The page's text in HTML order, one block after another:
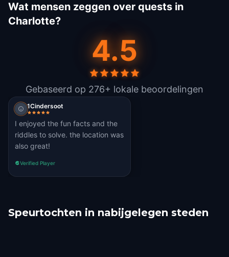
Wat mensen zeggen over quests in
Charlotte?
4.5
Gebaseerd op 276+ lokale beoordelingen
1Cindersoot
I enjoyed the fun facts and the
riddles to solve. the location was
also great!
Verified Player
Speurtochten in nabijgelegen steden
High Point Winston-Salem